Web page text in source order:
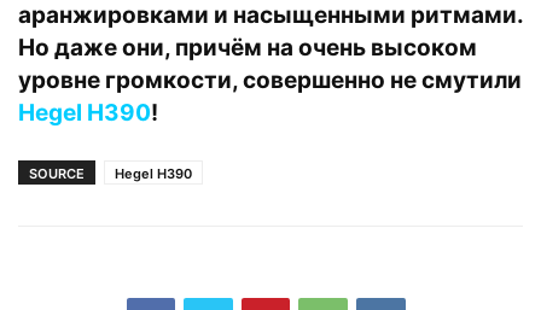
аранжировками и насыщенными ритмами.
Но даже они, причём на очень высоком
уровне громкости, совершенно не смутили
Hegel H390!
SOURCE Hegel H390